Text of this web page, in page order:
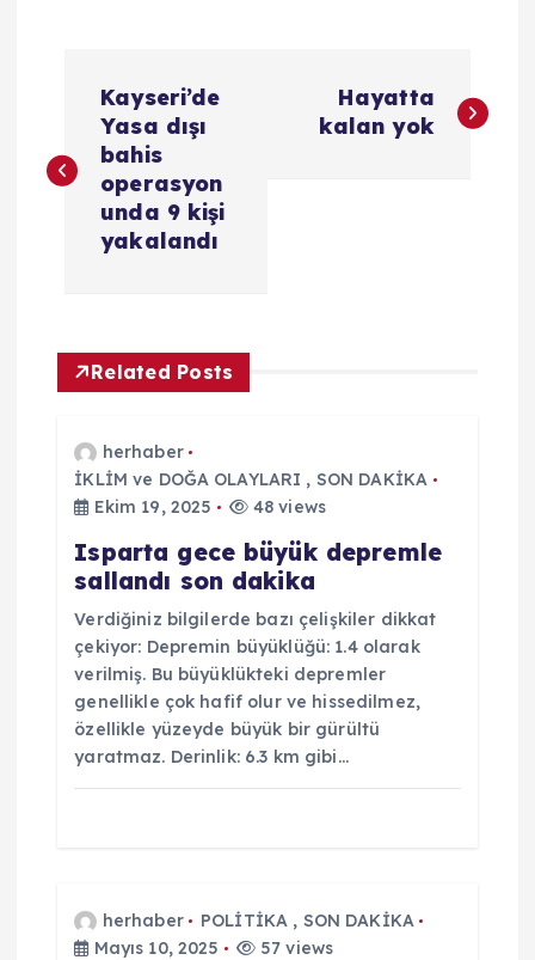
z
e
m
Kayseri’de
Yasa dışı
bahis
operasyon
unda 9 kişi
yakalandı
Hayatta
kalan yok
Related Posts
herhaber
İKLİM ve DOĞA OLAYLARI , SON DAKİKA
Ekim 19, 2025
48 views
Isparta gece büyük depremle
sallandı son dakika
Verdiğiniz bilgilerde bazı çelişkiler dikkat
çekiyor: Depremin büyüklüğü: 1.4 olarak
verilmiş. Bu büyüklükteki depremler
genellikle çok hafif olur ve hissedilmez,
özellikle yüzeyde büyük bir gürültü
yaratmaz. Derinlik: 6.3 km gibi…
herhaber POLİTİKA , SON DAKİKA
Mayıs 10, 2025
57 views